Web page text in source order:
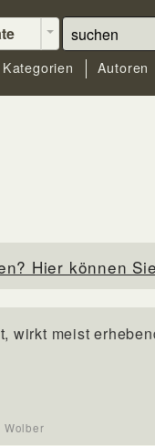
Kategorien Autoren
Hier können
wirkt meist
Wolber